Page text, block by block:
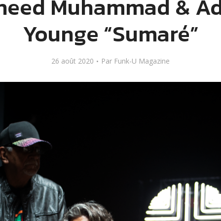
Muhammad &
Younge “Sumaré”
26 août 2020 Par Funk-U Magazine